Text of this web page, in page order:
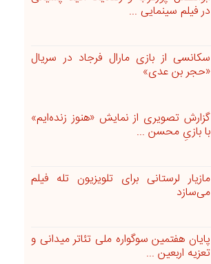
در فیلم سینمایی ...
سکانسی از بازی مارال فرجاد در سریال
«حجر بن عدی»
گزارش تصویری از نمایش «هنوز زنده‌ایم»
با بازیِ محسن ...
مازیار لرستانی برای تلویزیون تله ‎فیلم
می‌‏سازد
پایان هفتمین سوگواره ملی تئاتر میدانی و
تعزیه اربعین ...